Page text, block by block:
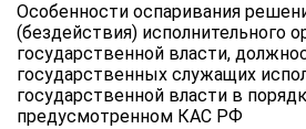
Особенности оспаривания
(бездействия) исполнительного
государственной власти,
государственных служащих
государственной власти в
предусмотренном КАС РФ